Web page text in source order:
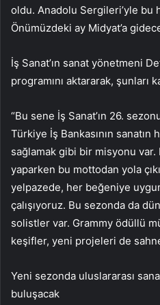
oldu. Anadolu Sergileri’yle bu
Önümüzdeki ay Midyat’a
İş Sanat’ın sanat yönetmeni
programını aktararak, şunları
“Bu sene İş Sanat’ın 26.
Türkiye İş Bankasının sanatın
sağlamak gibi bir misyonu var.
yaparken bu mottodan yola
yelpazede, her beğeniye
çalışıyoruz. Bu sezonda da
solistler var. Grammy ödüllü
keşifler, yeni projeleri de
Yeni sezonda uluslararası
buluşacak